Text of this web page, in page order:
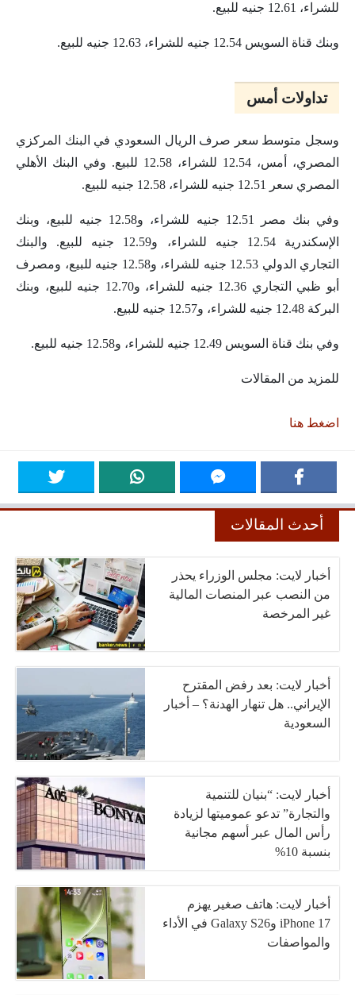
للشراء، 12.61 جنيه للبيع.
وبنك قناة السويس 12.54 جنيه للشراء، 12.63 جنيه للبيع.
تداولات أمس
وسجل متوسط سعر صرف الريال السعودي في البنك المركزي
المصري، أمس، 12.54 للشراء، 12.58 للبيع. وفي البنك الأهلي
المصري سعر 12.51 جنيه للشراء، 12.58 جنيه للبيع.
وفي بنك مصر 12.51 جنيه للشراء، و12.58 جنيه للبيع، وبنك
الإسكندرية 12.54 جنيه للشراء، و12.59 جنيه للبيع. والبنك
التجاري الدولي 12.53 جنيه للشراء، و12.58 جنيه للبيع، ومصرف
أبو ظبي التجاري 12.36 جنيه للشراء، و12.70 جنيه للبيع، وبنك
البركة 12.48 جنيه للشراء، و12.57 جنيه للبيع.
وفي بنك قناة السويس 12.49 جنيه للشراء، و12.58 جنيه للبيع.
للمزيد من المقالات
اضغط هنا
أحدث المقالات
أخبار لايت: مجلس الوزراء يحذر
من النصب عبر المنصات المالية
غير المرخصة
أخبار لايت: بعد رفض المقترح
الإيراني.. هل تنهار الهدنة؟ – أخبار
السعودية
أخبار لايت: “بنيان للتنمية
والتجارة” تدعو عموميتها لزيادة
رأس المال عبر أسهم مجانية
بنسبة 10%
أخبار لايت: هاتف صغير يهزم
iPhone 17 وGalaxy S26 في الأداء
والمواصفات